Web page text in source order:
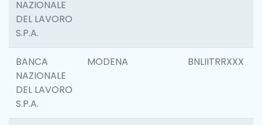
NAZIONALE
DEL LAVORO
S.P.A.
BANCA
NAZIONALE
DEL LAVORO
S.P.A.
MODENA BNLIITRRXXX